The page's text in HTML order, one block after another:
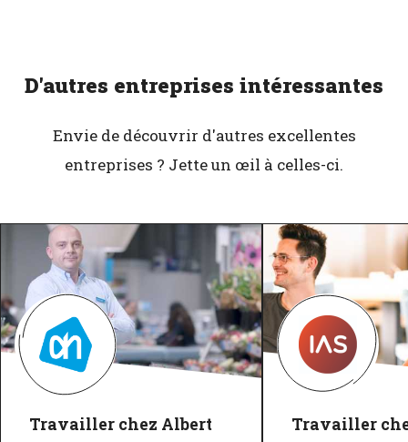
D'autres entreprises intéressantes
Envie de découvrir d'autres excellentes
entreprises ? Jette un œil à celles-ci.
Travailler chez Albert
Travailler